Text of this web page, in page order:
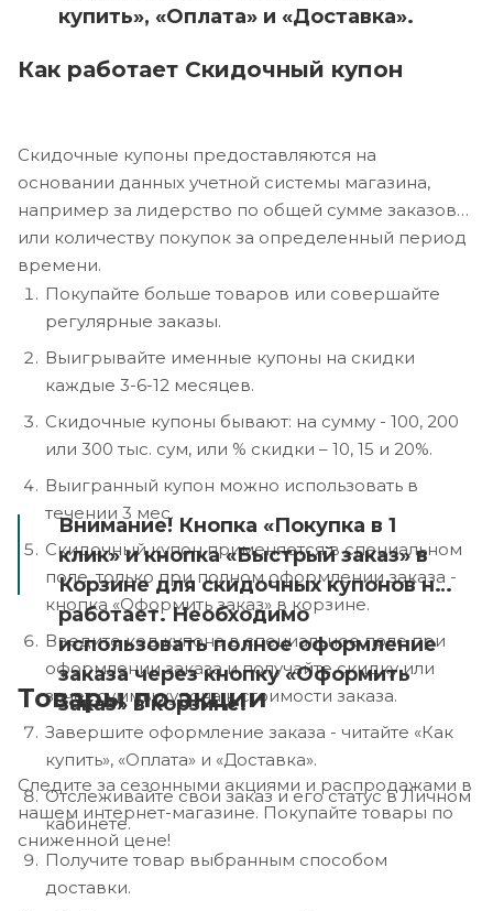
купить», «Оплата» и «Доставка».
Как работает Скидочный купон
Скидочные купоны предоставляются на
основании данных учетной системы магазина,
например за лидерство по общей сумме заказов
или количеству покупок за определенный период
времени.
Покупайте больше товаров или совершайте
регулярные заказы.
Выигрывайте именные купоны на скидки
каждые 3-6-12 месяцев.
Скидочные купоны бывают: на сумму - 100, 200
или 300 тыс. сум, или % скидки – 10, 15 и 20%.
Выигранный купон можно использовать в
течении 3 мес.
Скидочный купон применяется в специальном
поле, только при полном оформлении заказа -
кнопка «Оформить заказ» в корзине.
Введите код купона в специальное поле при
оформлении заказа и получайте скидку или
зачет суммы купона к стоимости заказа.
Завершите оформление заказа - читайте «Как
купить», «Оплата» и «Доставка».
Отслеживайте свои заказ и его статус в Личном
кабинете.
Получите товар выбранным способом
доставки.
Внимание! Кнопка «Покупка в 1
клик» и кнопка «Быстрый заказ» в
Корзине для скидочных купонов не
работает. Необходимо
использовать полное оформление
заказа через кнопку «Оформить
заказ» в корзине.
Товары по акции
Следите за сезонными акциями и распродажами в
нашем интернет-магазине. Покупайте товары по
сниженной цене!